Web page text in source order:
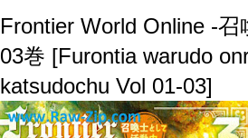
Frontier World Online ‐
03巻 [Furontia warudo
katsudochu Vol 01-03]